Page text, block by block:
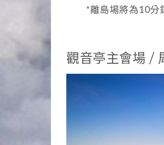
*離島場將為10分
觀音亭主會場 /